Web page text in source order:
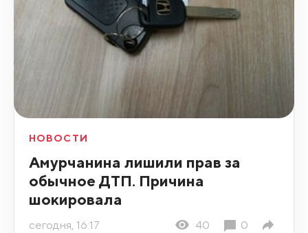
НОВОСТИ
Амурчанина лишили прав за
обычное ДТП. Причина
шокировала
сегодня, 16:17 40 0